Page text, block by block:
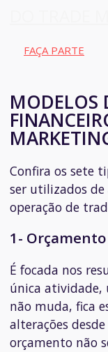
FAÇA PARTE
MODELOS
Confira os sete
ser utilizados de
operação de
1-
É focada nos
única atividade,
não muda, fica
alterações
orçamento não